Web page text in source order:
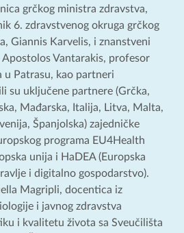
grčkog ministra zdravstva,
6. zdravstvenog okruga grčkog
Giannis Karvelis, i znanstveni
Vantarakis, profesor
u Patrasu, kao partneri
su uključene partnere (Grčka,
Mađarska, Italija, Litva, Malta,
Španjolska) zajedničke
programa EU4Health
unija i HaDEA (Europska
i digitalno gospodarstvo).
Magripli, docentica iz
i javnog zdravstva
i kvalitetu života sa Sveučilišta